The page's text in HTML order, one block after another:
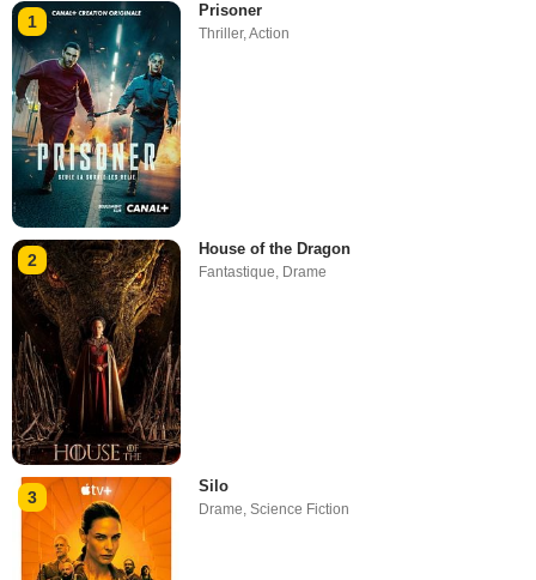
1
Prisoner
Thriller,Action
2
House of the Dragon
Fantastique Drame
3
Silo
Drame,Science Fiction